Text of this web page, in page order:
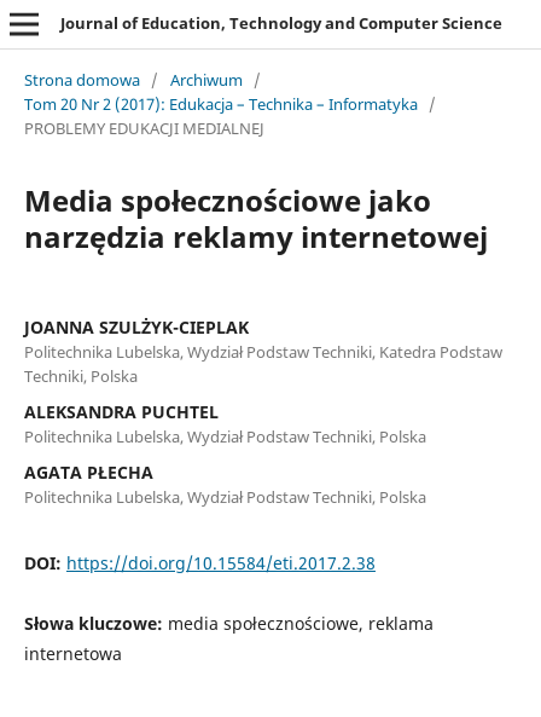
Journal of Education, Technology and Computer Science
Strona domowa / Archiwum /
Tom 20 Nr 2 (2017): Edukacja – Technika – Informatyka /
PROBLEMY EDUKACJI MEDIALNEJ
Media społecznościowe jako
narzędzia reklamy internetowej
JOANNA SZULŻYK-CIEPLAK
Politechnika Lubelska, Wydział Podstaw Techniki, Katedra Podstaw
Techniki, Polska
ALEKSANDRA PUCHTEL
Politechnika Lubelska, Wydział Podstaw Techniki, Polska
AGATA PŁECHA
Politechnika Lubelska, Wydział Podstaw Techniki, Polska
DOI: https://doi.org/10.15584/eti.2017.2.38
Słowa kluczowe: media społecznościowe, reklama
internetowa